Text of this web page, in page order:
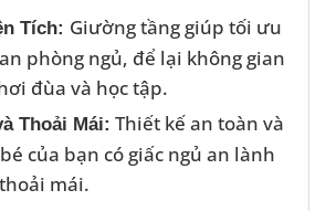
Tích: Giường tầng giúp tối ưu
phòng ngủ, để lại không gian
đùa và học tập.
Thoải Mái: Thiết kế an toàn và
của bạn có giấc ngủ an lành
mái.